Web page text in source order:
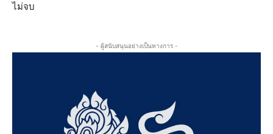
ไม่จบ
- ผู้สนับสนุนอย่างเป็นทางการ -